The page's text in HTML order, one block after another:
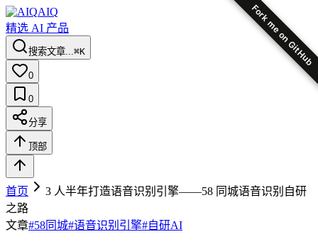
Fork me on GitHub
AIQ
精选 AI 产品
搜索文章...⌘K
0
0
分享
顶部
首页
3 人半年打造语音识别引擎——58 同城语音识别自研
之路
文章#58同城#语音识别引擎#自研AI